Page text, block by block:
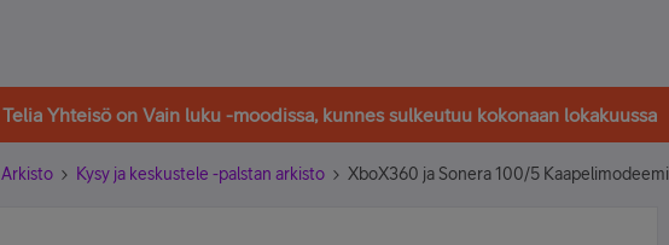
Telia Yhteisö on Vain luku -moodissa, kunnes sulkeutuu kokonaan lokakuussa
Arkisto Kysy ja keskustele -palstan arkisto XboX360 ja Sonera 100/5 Kaapelimodeemi